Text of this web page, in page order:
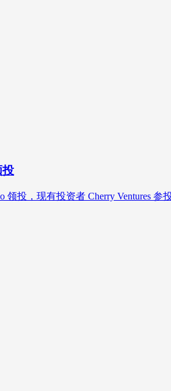
投
投，现有投资者 Cherry Ventures